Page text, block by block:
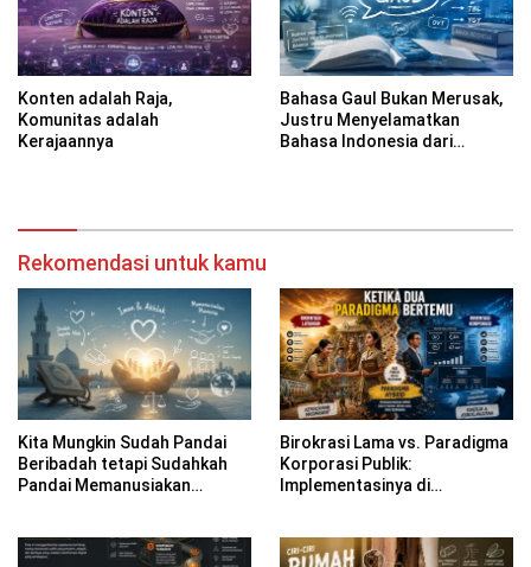
Konten adalah Raja,
Komunitas adalah
Kerajaannya
Bahasa Gaul Bukan Merusak,
Justru Menyelamatkan
Bahasa Indonesia dari
Rekomendasi untuk kamu
Kita Mungkin Sudah Pandai
Beribadah tetapi Sudahkah
Pandai Memanusiakan
Birokrasi Lama vs. Paradigma
Korporasi Publik:
Implementasinya di